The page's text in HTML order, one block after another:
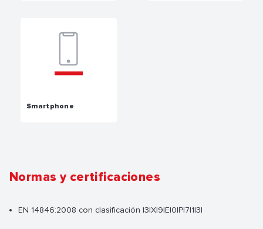
Smartphone
Normas y certificaciones
EN 14846:2008 con clasificación |3|X|9|E|0|P|7|1|3|